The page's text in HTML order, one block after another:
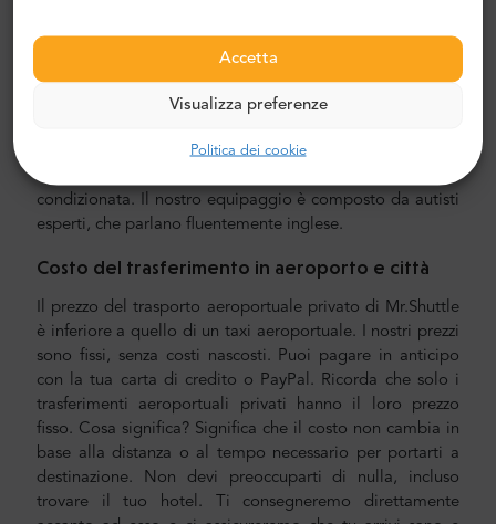
Accetta
Visualizza preferenze
Politica dei cookie
Trasferimento aeroporto e città
Alla ricerca di un trasferimento aeroportuale privato
affidabile e conveniente? Prenotane uno con Mr.Shuttle,
TripAdvisor. Offriamo il trasporto porta a porta in
minivan e minibus nuovi, moderni e confortevoli con aria
condizionata. Il nostro equipaggio è composto da autisti
esperti, che parlano fluentemente inglese.
Costo del trasferimento in aeroporto e città
Il prezzo del trasporto aeroportuale privato di Mr.Shuttle
è inferiore a quello di un taxi aeroportuale. I nostri prezzi
sono fissi, senza costi nascosti. Puoi pagare in anticipo
con la tua carta di credito o PayPal. Ricorda che solo i
trasferimenti aeroportuali privati hanno il loro prezzo
fisso. Cosa significa? Significa che il costo non cambia in
base alla distanza o al tempo necessario per portarti a
destinazione. Non devi preoccuparti di nulla, incluso
trovare il tuo hotel. Ti consegneremo direttamente